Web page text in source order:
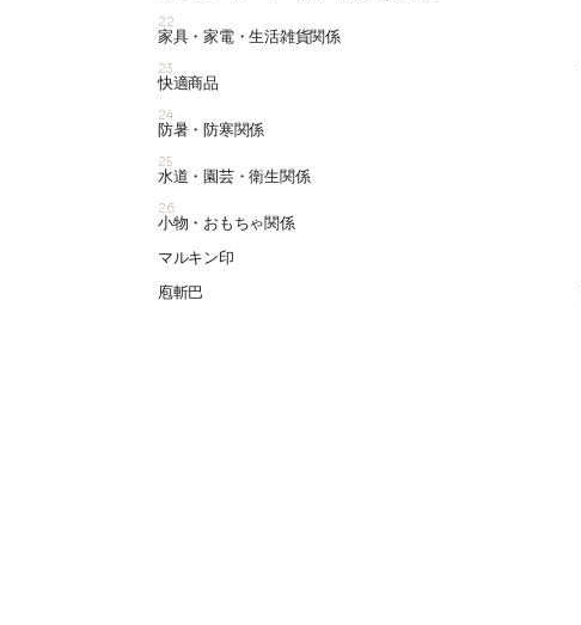
22
家具・家電・生活雑貨関係
23
快適商品
24
防暑・防寒関係
25
水道・園芸・衛生関係
26
小物・おもちゃ関係
マルキン印
庖斬巴